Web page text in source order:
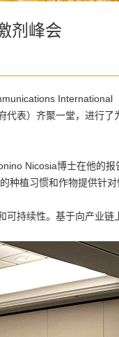
剂峰会
International
表）齐聚一堂，进行
Nicosia博士在他的报
植习惯和作物提供针对
持续性。基于向产业链